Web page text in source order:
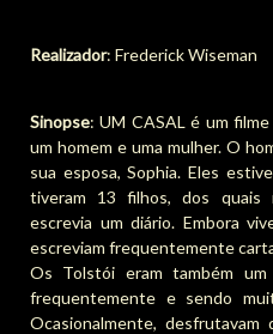
Realizador: Frederick Wiseman
Sinopse: UM CASAL é um
um homem e uma mulher. O
sua esposa, Sophia. Eles
tiveram 13 filhos, dos quais
escrevia um diário. Embora
escreviam frequentemente
Os Tolstói eram também um
frequentemente e sendo
Ocasionalmente,